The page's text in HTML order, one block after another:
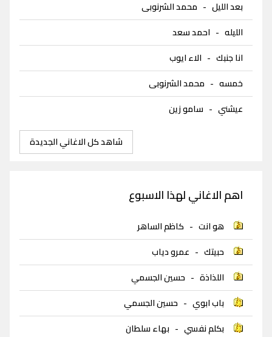
بعد الليل - محمد الشرنوبى
الليله - احمد سعد
انا جنبك - الاء ايوب
خمسه - محمد الشرنوبى
عيشني - سامو زين
شاهد كل الاغاني الجديدة
اهم الاغاني لهذا الاسبوع
هو انت - كاظم الساهر
حبيتك - عمرو دياب
اللذاذة - حسين الجسمي
باب ابوي - حسين الجسمي
بكلم نفسي - بهاء سلطان